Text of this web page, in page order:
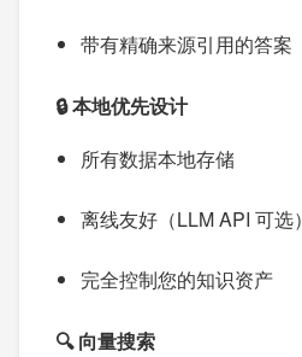
带有精确来源引用的答案
🔒 本地优先设计
所有数据本地存储
离线友好（LLM API 可选）
完全控制您的知识资产
🔍 向量搜索